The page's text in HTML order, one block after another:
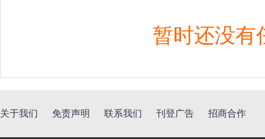
暂时还没有
关于我们 免责声明 联系我们 刊登广告 招商合作